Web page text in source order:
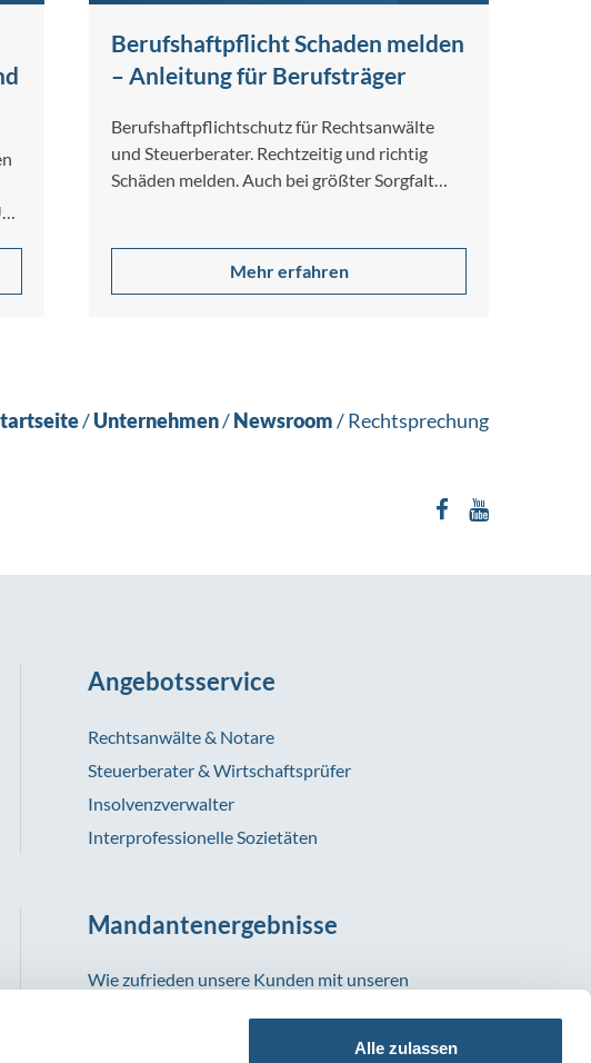
Alle zulassen
Berufshaftpflicht Schaden melden
– Anleitung für Berufsträger
Berufshaftpflichtschutz für Rechtsanwälte
und Steuerberater. Rechtzeitig und richtig
Schäden melden. Auch bei größter Sorgfalt
Mehr erfahren
/Unternehmen/Newsroom/Rechtsprechung
Angebotsservice
Rechtsanwälte & Notare
Steuerberater & Wirtschaftsprüfer
Insolvenzverwalter
Interprofessionelle Sozietäten
Mandantenergebnisse
Wie zufrieden unsere Kunden mit unseren
positiven Bewertungen, die uns regelmäßig